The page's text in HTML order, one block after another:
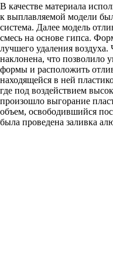
В качестве материала
к выплавляемой модели
система. Далее модель
смесь на основе гипса.
лучшего удаления
наклонена, что позволило
формы и расположить
находящейся в ней
где под воздействием
произошло выгорание
объем, освободившийся
была проведена заливка